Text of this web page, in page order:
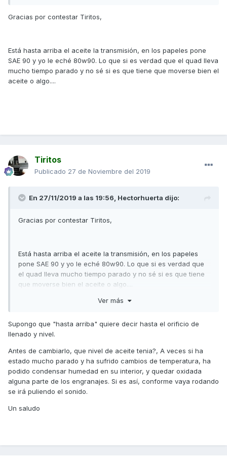
Gracias por contestar Tiritos,
Está hasta arriba el aceite la transmisión, en los papeles pone
SAE 90 y yo le eché 80w90. Lo que si es verdad que el quad lleva
mucho tiempo parado y no sé si es que tiene que moverse bien el
aceite o algo....
Tiritos
Publicado 27 de Noviembre del 2019
En 27/11/2019 a las 19:56, Hectorhuerta dijo:
Gracias por contestar Tiritos,
Está hasta arriba el aceite la transmisión, en los papeles
pone SAE 90 y yo le eché 80w90. Lo que si es verdad que
el quad lleva mucho tiempo parado y no sé si es que tiene
que moverse bien el aceite o algo....
Ver más
Supongo que "hasta arriba" quiere decir hasta el orificio de
llenado y nivel.
Antes de cambiarlo, que nivel de aceite tenia?, A veces si ha
estado mucho parado y ha sufrido cambios de temperatura, ha
podido condensar humedad en su interior, y quedar oxidada
alguna parte de los engranajes. Si es así, conforme vaya rodando
se irá puliendo el sonido.
Un saludo